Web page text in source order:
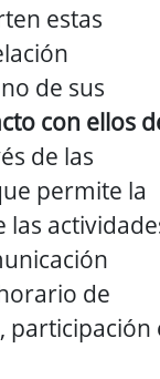
estas
de sus
con ellos
de las
permite la
de
participación